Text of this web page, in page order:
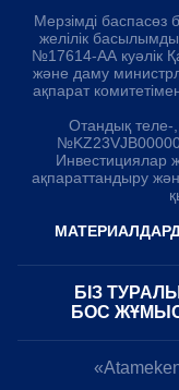
Мерзімді баспасөз
желілік
№17614-АА куәлік
және даму
ақпарат
Отандық теле-
Инвестициялар
ақпараттандыру
БІЗ ТУРАЛЫ
БОС